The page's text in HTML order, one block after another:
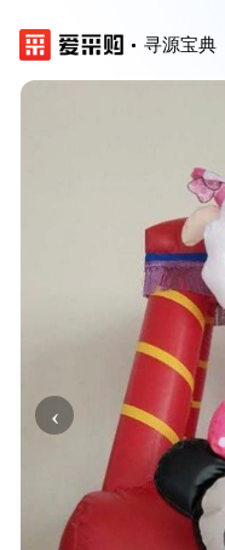
寻源宝典
‹